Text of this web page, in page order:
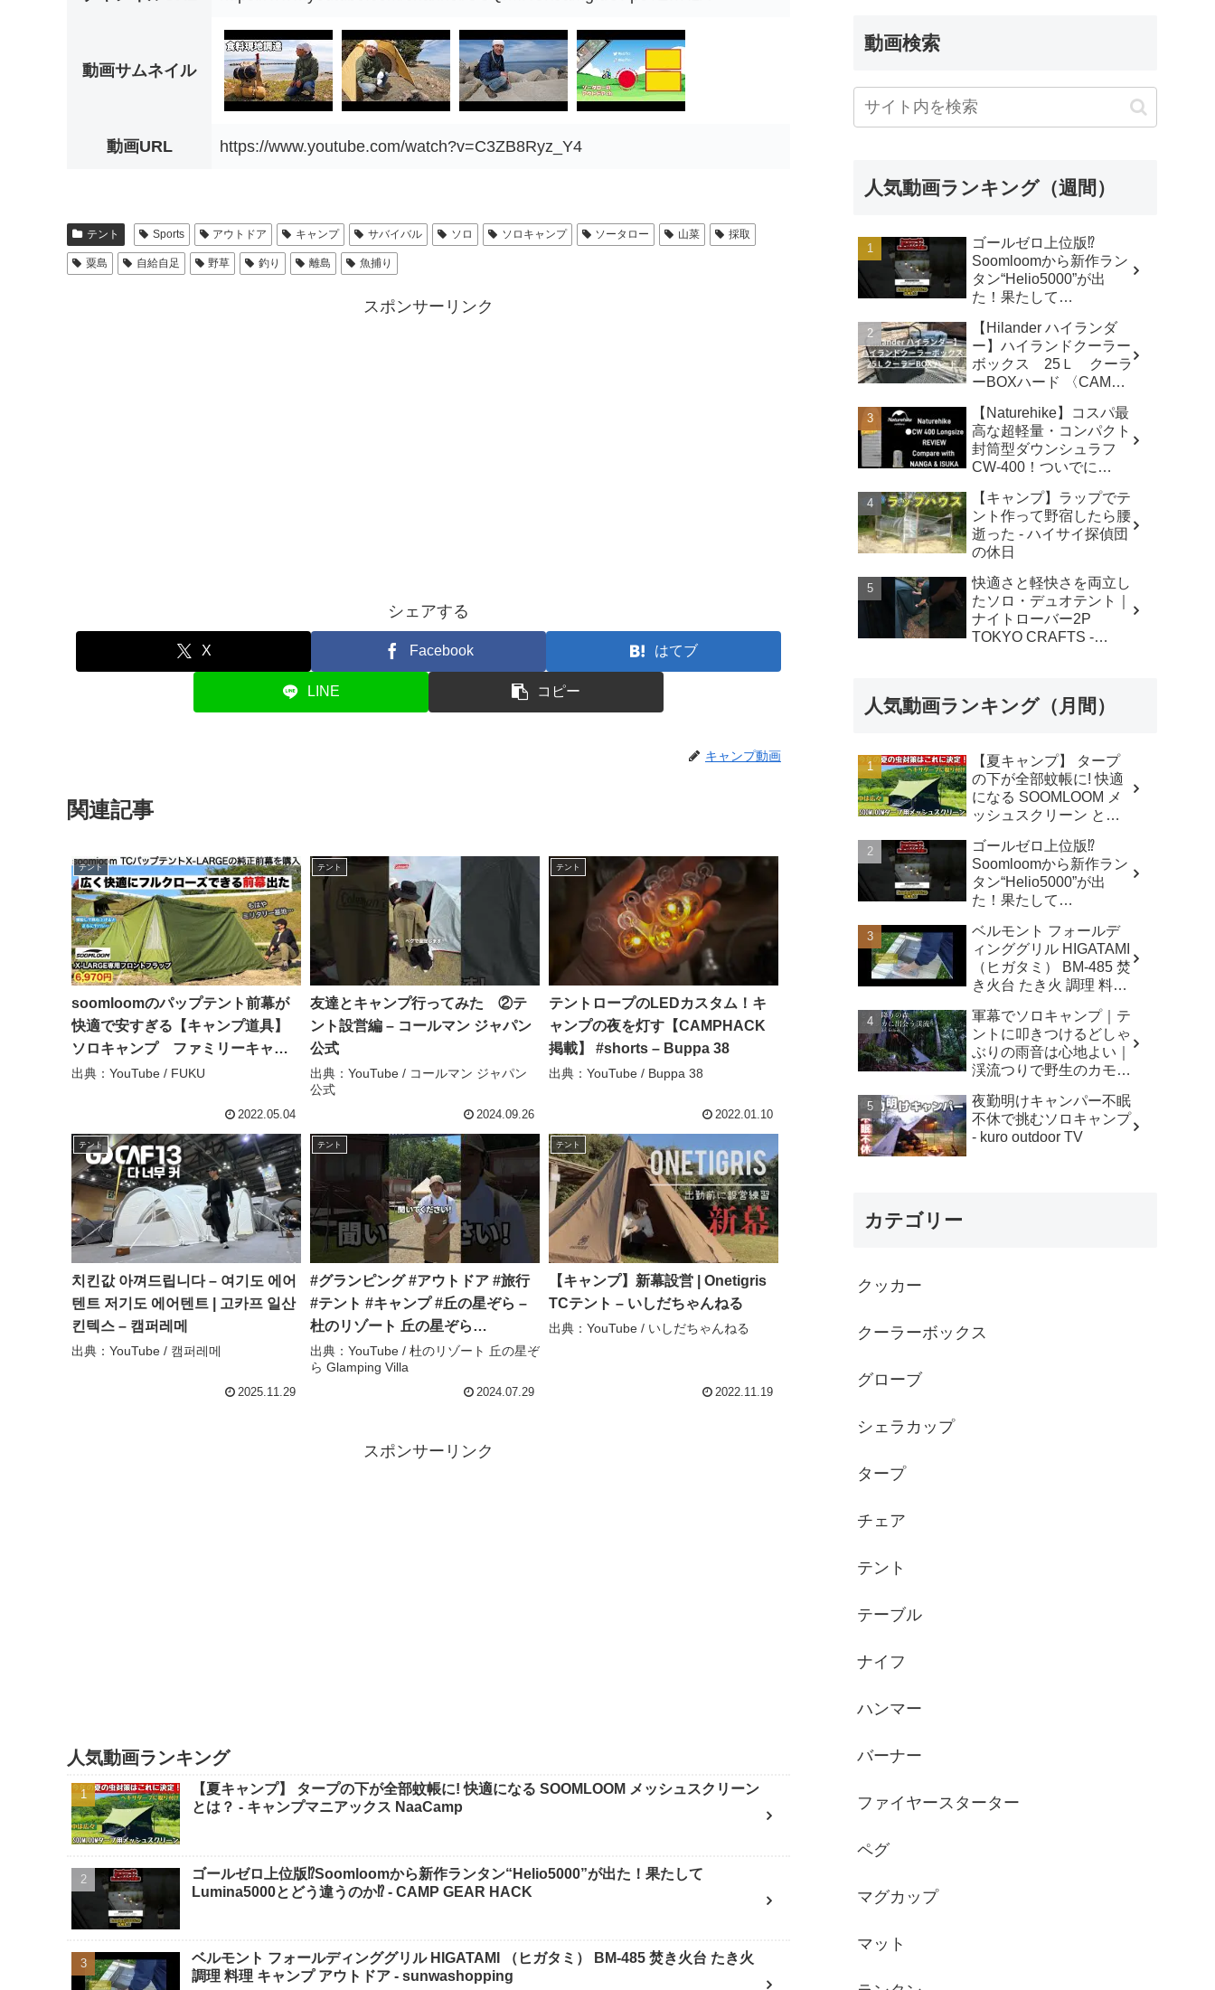
動画サムネイル
動画URL https://www.youtube.com/watch?v=C3ZB8Ryz_Y4
テント Sports アウトドア キャンプ サバイバル ソロ ソロキャンプ ソータロー 山菜 採取
粟島 自給自足 野草 釣り 離島 魚捕り
スポンサーリンク
シェアする
X Facebook はてブ
LINE コピー
キャンプ動画
関連記事
テント
soomloomのパップテント前幕が
快適で安すぎる【キャンプ道具】
ソロキャンプ ファミリーキャン
プ – FUKU
出典：YouTube / FUKU
2022.05.04
テント
友達とキャンプ行ってみた ②テ
ント設営編 – コールマン ジャパン
公式
出典：YouTube / コールマン ジャパン
公式
2024.09.26
テント
テントロープのLEDカスタム！キ
ャンプの夜を灯す【CAMPHACK
掲載】 #shorts – Buppa 38
出典：YouTube / Buppa 38
2022.01.10
テント
치킨값 아껴드립니다 – 여기도 에어
텐트 저기도 에어텐트 | 고카프 일산
킨텍스 – 캠퍼레메
出典：YouTube / 캠퍼레메
2025.11.29
テント
#グランピング #アウトドア #旅行
#テント #キャンプ #丘の星ぞら –
杜のリゾート 丘の星ぞら
Glamping Villa
出典：YouTube / 杜のリゾート 丘の星ぞ
ら Glamping Villa
2024.07.29
テント
【キャンプ】新幕設営 | Onetigris
TCテント – いしだちゃんねる
出典：YouTube / いしだちゃんねる
2022.11.19
スポンサーリンク
人気動画ランキング
【夏キャンプ】 タープの下が全部蚊帳に! 快適になる SOOMLOOM メッシュスクリーン
とは？ - キャンプマニアックス NaaCamp
ゴールゼロ上位版⁉️Soomloomから新作ランタン“Helio5000”が出た！果たして
Lumina5000とどう違うのか⁉️ - CAMP GEAR HACK
ベルモント フォールディンググリル HIGATAMI （ヒガタミ） BM-485 焚き火台 たき火
調理 料理 キャンプ アウトドア - sunwashopping
動画検索
人気動画ランキング（週間）
ゴールゼロ上位版⁉️
Soomloomから新作ラン
タン“Helio5000”が出
た！果たして
のか⁉️ - CAMP GEAR
HACK
【Hilander ハイランダ
ー】ハイランドクーラー
ボックス 25Ｌ クーラ
ーBOXハード 〈CAMP
ケットオンラインショッ
プ〉商品紹介動画 -
CAMP MARKET
【Naturehike】コスパ最
高な超軽量・コンパクト
封筒型ダウンシュラフ
CW-400！ついでに
とISUKAウルトラライト
と比較してみました - 楽
とくchannel /
Ride&Camp
【キャンプ】ラップでテ
ント作って野宿したら腰
逝った - ハイサイ探偵団
の休日
快適さと軽快さを両立し
たソロ・デュオテント｜
ナイトローバー2P
TOKYO CRAFTS -
人気動画ランキング（月間）
【夏キャンプ】 タープ
の下が全部蚊帳に! 快適
になる SOOMLOOM メ
ッシュスクリーン と
クス NaaCamp
ゴールゼロ上位版⁉️
Soomloomから新作ラン
タン“Helio5000”が出
た！果たして
のか⁉️ - CAMP GEAR
HACK
ベルモント フォールデ
ィンググリル HIGATAMI
（ヒガタミ） BM-485 焚
き火台 たき火 調理 料理
sunwashopping
軍幕でソロキャンプ｜テ
ントに叩きつけるどしゃ
ぶりの雨音は心地よい｜
渓流つりで野生のカモシ
- シルコcamp
夜勤明けキャンパー不眠
不休で挑むソロキャンプ
- kuro outdoor TV
カテゴリー
クッカー
クーラーボックス
グローブ
シェラカップ
タープ
チェア
テント
テーブル
ナイフ
ハンマー
バーナー
ファイヤースターター
ペグ
マグカップ
マット